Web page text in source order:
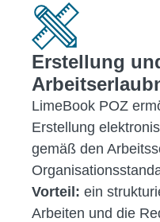
Erstellung
LimeBook POZ
Erstellung
gemäß den
Vorteil: ein
Arbeiten und die